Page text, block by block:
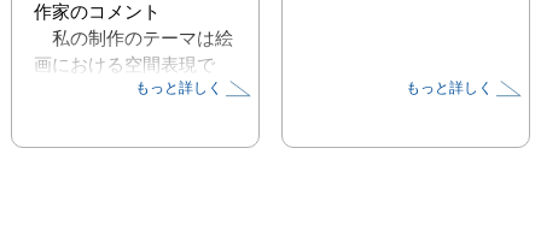
作家のコメント
私の制作のテーマは絵
画における空間表現で
を散策しているときに出
もっと詳しく もっと詳しく